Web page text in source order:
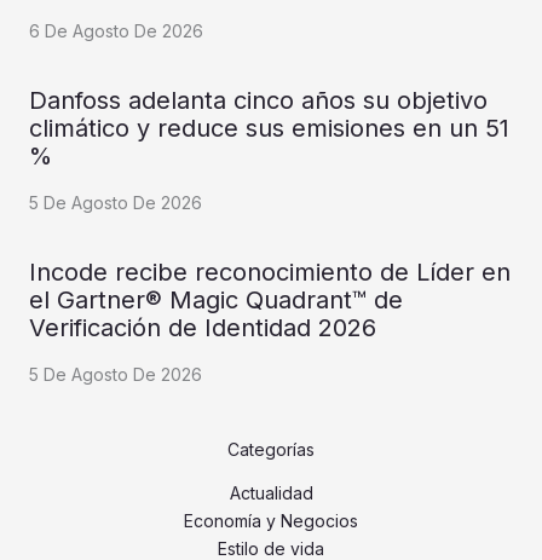
6 De Agosto De 2026
Danfoss adelanta cinco años su objetivo
climático y reduce sus emisiones en un 51
%
5 De Agosto De 2026
Incode recibe reconocimiento de Líder en
el Gartner® Magic Quadrant™ de
Verificación de Identidad 2026
5 De Agosto De 2026
Categorías
Actualidad
Economía y Negocios
Estilo de vida